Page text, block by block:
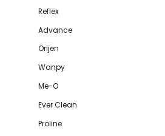
Reflex
Advance
Orijen
Wanpy
Me-O
Ever Clean
Proline